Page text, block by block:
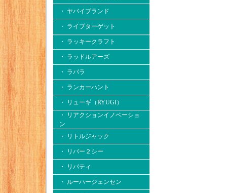
・ ヤバイブランド
・ ライブターゲット
・ ラッキークラフト
・ ラッドルアーズ
・ ラパラ
・ ランカーハント
・ リューギ（RYUGI）
・ リアクションイノベーショ
ン
・ リトルジャック
・ リバー２シー
・ リバティ
・ ルーハージェンセン